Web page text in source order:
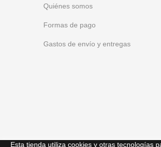
Quiénes somos
Formas de pago
Gastos de envío y entregas
Esta tienda utiliza cookies y otras tecnologías